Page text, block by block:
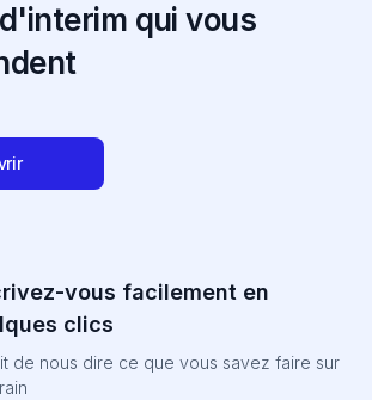
qui vous
vous facilement en
clics
de nous dire ce que vous savez faire sur